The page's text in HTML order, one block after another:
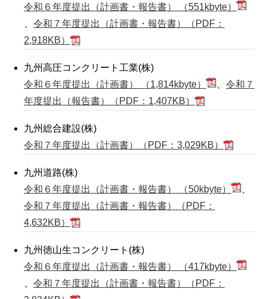
令和６年度提出（計画書・報告書） （551kbyte）
令和７年度提出（計画書・報告書）（PDF：
2,918KB）
九州高圧コンクリート工業(株)
令和６年度提出（計画書） （1,814kbyte）
令和７
年度提出（報告書）（PDF：1,407KB）
九州総合建設(株)
令和７年度提出（計画書）（PDF：3,029KB）
九州道路(株)
令和６年度提出（計画書・報告書） （50kbyte）
令和７年度提出（計画書・報告書）（PDF：
4,632KB）
九州徳山生コンクリート(株)
令和６年度提出（計画書・報告書） （417kbyte）
令和７年度提出（計画書・報告書）（PDF：